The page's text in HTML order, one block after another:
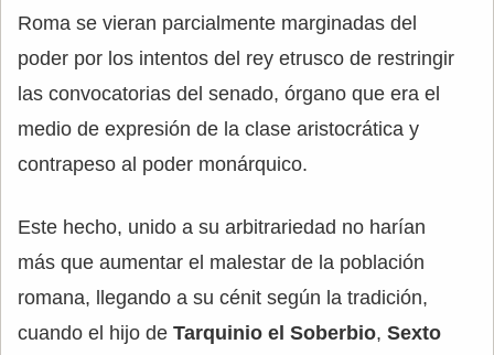
Roma se vieran parcialmente marginadas del
poder por los intentos del rey etrusco de restringir
las convocatorias del senado, órgano que era el
medio de expresión de la clase aristocrática y
contrapeso al poder monárquico.
Este hecho, unido a su arbitrariedad no harían
más que aumentar el malestar de la población
romana, llegando a su cénit según la tradición,
cuando el hijo de Tarquinio el Soberbio, Sexto